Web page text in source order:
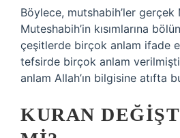
Böylece, mutshabih’ler
Muteshabih’in kısımlarına
çeşitlerde birçok anlam ifade
tefsirde birçok anlam
anlam Allah’ın bilgisine atıfta
KURAN